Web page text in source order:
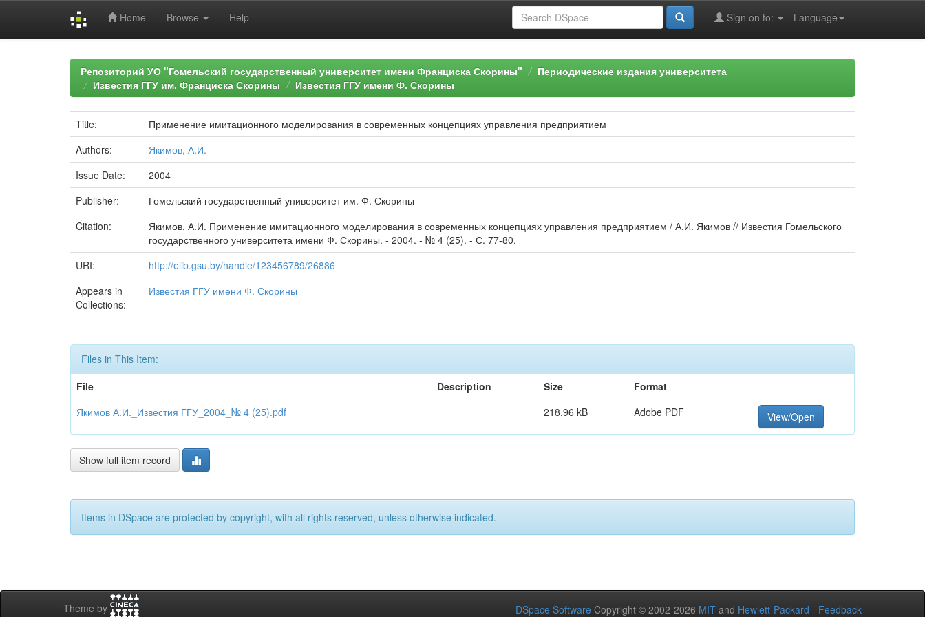
Home Browse Help Language
Sign on to:
Репозиторий УО "Гомельский государственный университет имени Франциска Скорины"
Периодические издания университета
Известия ГГУ им. Франциска Скорины
Известия ГГУ имени Ф. Скорины
Title:
Применение имитационного моделирования в современных концепциях управления предприятием
Authors:
Якимов, А.И.
Issue Date:
2004
Publisher:
Гомельский государственный университет им. Ф. Скорины
Citation:
Якимов, А.И. Применение имитационного моделирования в современных концепциях управления предприятием / А.И. Якимов // Известия Гомельского
государственного университета имени Ф. Скорины. - 2004. - № 4 (25). - С. 77-80.
URI:
http://elib.gsu.by/handle/123456789/26886
Appears in
Collections:
Известия ГГУ имени Ф. Скорины
Files in This Item:
File
Description Size
Format
Якимов А.И._Известия ГГУ_2004_№ 4 (25).pdf
218.96 kB Adobe PDF View/Open
Show full item record
Items in DSpace are protected by copyright, with all rights reserved, unless otherwise indicated.
Theme by DSpace Software Copyright © 2002-2026 MIT and Hewlett-Packard - Feedback